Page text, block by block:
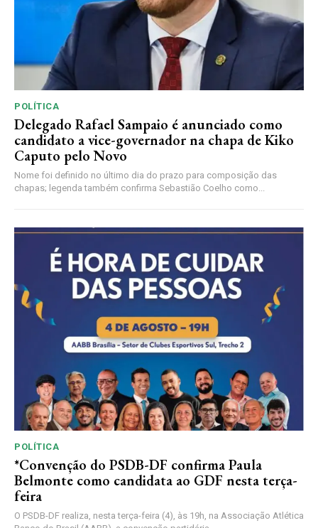
POLÍTICA
Delegado Rafael Sampaio é anunciado como
candidato a vice-governador na chapa de Kiko
Caputo pelo Novo
Nome foi definido no último dia do prazo para composição das
chapas; legenda também confirma Sebastião Coelho como...
POLÍTICA
*Convenção do PSDB-DF confirma Paula
Belmonte como candidata ao GDF nesta terça-
feira
O PSDB-DF realiza, nesta terça-feira (4), às 19h, na Associação Atlética